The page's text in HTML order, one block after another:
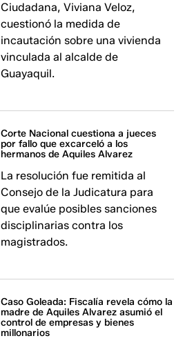
Ciudadana, Viviana Veloz,
cuestionó la medida de
incautación sobre una vivienda
vinculada al alcalde de
Guayaquil.
Corte Nacional cuestiona a jueces
por fallo que excarceló a los
hermanos de Aquiles Alvarez
La resolución fue remitida al
Consejo de la Judicatura para
que evalúe posibles sanciones
disciplinarias contra los
magistrados.
Caso Goleada: Fiscalía revela cómo la
madre de Aquiles Alvarez asumió el
control de empresas y bienes
millonarios